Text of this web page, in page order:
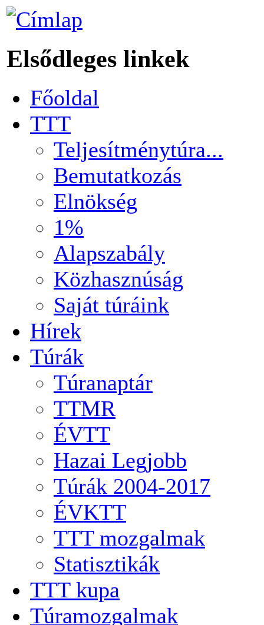
Elsődleges linkek
Főoldal
TTT
Teljesítménytúra...
Bemutatkozás
Elnökség
1%
Alapszabály
Közhasznúság
Saját túráink
Hírek
Túrák
Túranaptár
TTMR
ÉVTT
Hazai Legjobb
Túrák 2004-2017
ÉVKTT
TTT mozgalmak
Statisztikák
TTT kupa
Túramozgalmak